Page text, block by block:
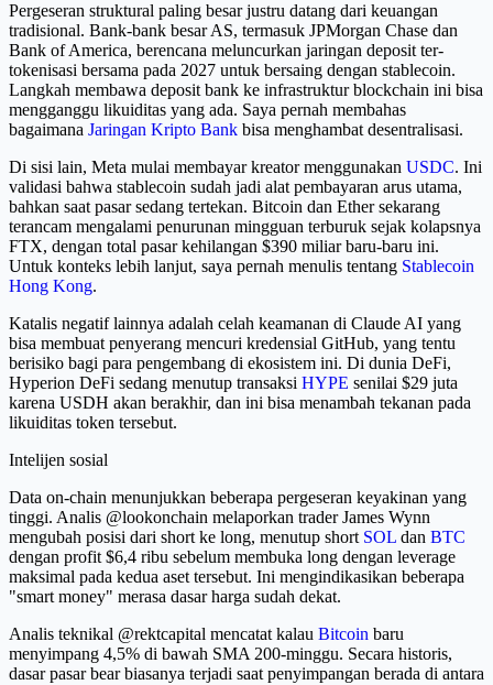
Pergeseran struktural paling besar justru datang dari keuangan
tradisional. Bank-bank besar AS, termasuk JPMorgan Chase dan
Bank of America, berencana meluncurkan jaringan deposit ter-
tokenisasi bersama pada 2027 untuk bersaing dengan stablecoin.
Langkah membawa deposit bank ke infrastruktur blockchain ini bisa
mengganggu likuiditas yang ada. Saya pernah membahas
bagaimana Jaringan Kripto Bank bisa menghambat desentralisasi.
Di sisi lain, Meta mulai membayar kreator menggunakan USDC. Ini
validasi bahwa stablecoin sudah jadi alat pembayaran arus utama,
bahkan saat pasar sedang tertekan. Bitcoin dan Ether sekarang
terancam mengalami penurunan mingguan terburuk sejak kolapsnya
FTX, dengan total pasar kehilangan $390 miliar baru-baru ini.
Untuk konteks lebih lanjut, saya pernah menulis tentang Stablecoin
Hong Kong.
Katalis negatif lainnya adalah celah keamanan di Claude AI yang
bisa membuat penyerang mencuri kredensial GitHub, yang tentu
berisiko bagi para pengembang di ekosistem ini. Di dunia DeFi,
Hyperion DeFi sedang menutup transaksi HYPE senilai $29 juta
karena USDH akan berakhir, dan ini bisa menambah tekanan pada
likuiditas token tersebut.
Intelijen sosial
Data on-chain menunjukkan beberapa pergeseran keyakinan yang
tinggi. Analis @lookonchain melaporkan trader James Wynn
mengubah posisi dari short ke long, menutup short SOL dan BTC
dengan profit $6,4 ribu sebelum membuka long dengan leverage
maksimal pada kedua aset tersebut. Ini mengindikasikan beberapa
"smart money" merasa dasar harga sudah dekat.
Analis teknikal @rektcapital mencatat kalau Bitcoin baru
menyimpang 4,5% di bawah SMA 200-minggu. Secara historis,
dasar pasar bear biasanya terjadi saat penyimpangan berada di antara